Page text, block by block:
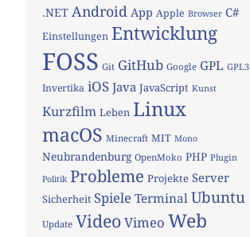
.NET Android App Apple Browser C#
Einstellungen Entwicklung
FOSS Git GitHub Google GPL GPL3
Invertika iOS Java JavaScript Kunst
Kurzfilm Leben Linux
macOS Minecraft MIT Mono
Neubrandenburg OpenMoko PHP Plugin
Politik Probleme Projekte Server
Sicherheit Spiele TerminalUbuntu
Update VideoVimeo Web